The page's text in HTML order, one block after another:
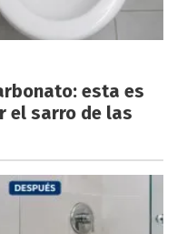
esta es
el sarro de las